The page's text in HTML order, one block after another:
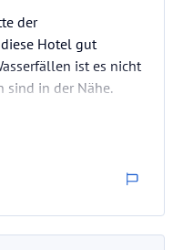
der
Hotel gut
ist es nicht
sind in der Nähe.